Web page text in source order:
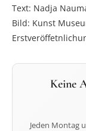
Text: Nadja
Bild: Kunst
Keine
Jeden Montag